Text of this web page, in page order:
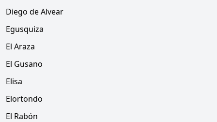
Diego de Alvear
Egusquiza
El Araza
El Gusano
Elisa
Elortondo
El Rabón